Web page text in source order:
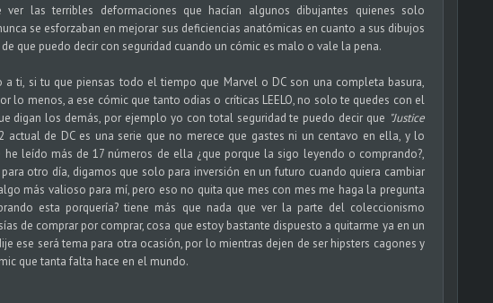
ver las terribles deformaciones que hacían algunos dibujantes quienes solo
se esforzaban en mejorar sus deficiencias anatómicas en cuanto a sus dibujos
que puedo decir con seguridad cuando un cómic es malo o vale la pena.
a ti, si tu que piensas todo el tiempo que Marvel o DC son una completa basura,
lo menos, a ese cómic que tanto odias o críticas LEELO, no solo te quedes con el
digan los demás, por ejemplo yo con total seguridad te puedo decir que "Justice
actual de DC es una serie que no merece que gastes ni un centavo en ella, y lo
he leído más de 17 números de ella ¿que porque la sigo leyendo o comprando?,
otro día, digamos que solo para inversión en un futuro cuando quiera cambiar
más valioso para mí, pero eso no quita que mes con mes me haga la pregunta
esta porquería? tiene más que nada que ver la parte del coleccionismo
de comprar por comprar, cosa que estoy bastante dispuesto a quitarme ya en un
ese será tema para otra ocasión, por lo mientras dejen de ser hipsters cagones y
que tanta falta hace en el mundo.